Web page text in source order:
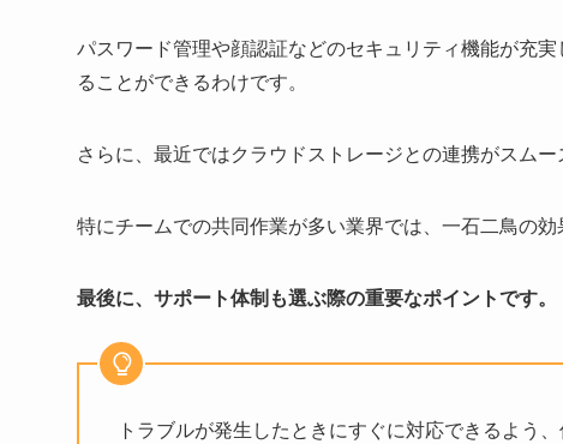
パスワード管理や顔認証などのセキュリティ機能が充
ることができるわけです。
さらに、最近ではクラウドストレージとの連携がスム
特にチームでの共同作業が多い業界では、一石二鳥の効
最後に、サポート体制も選ぶ際の重要なポイントです。
トラブルが発生したときにすぐに対応できるよう